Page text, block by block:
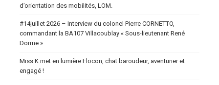
d’orientation des mobilités, LOM.
#14juillet 2026 – Interview du colonel Pierre CORNETTO,
commandant la BA107 Villacoublay « Sous-lieutenant René
Dorme »
Miss K met en lumière Flocon, chat baroudeur, aventurier et
engagé !